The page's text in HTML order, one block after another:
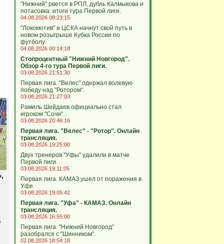
"Нижний" рвется в РПЛ, дубль Калмыкова и
потасовка: итоги тура Первой лиги.
04.08.2026 08:23:15
"Локомотив" и ЦСКА начнут свой путь в
новом розыгрыше Кубка России по
футболу.
04.08.2026 00:14:18
Стопроцентный "Нижний Новгород".
Обзор 4-го тура Первой лиги.
03.08.2026 21:51:30
Первая лига. "Велес" одержал волевую
победу над "Ротором".
03.08.2026 21:27:03
Рамиль Шейдаев официально стал
игроком "Сочи".
03.08.2026 20:46:16
Первая лига. "Велес" - "Ротор". Онлайн
трансляция.
03.08.2026 19:25:00
Двух тренеров "Уфы" удалили в матче
Первой лиги.
03.08.2026 19:11:05
Первая лига. КАМАЗ ушел от поражения в
Уфе.
03.08.2026 19:05:42
Первая лига. "Уфа" - КАМАЗ. Онлайн
трансляция.
03.08.2026 16:55:00
Первая лига. "Нижний Новгород"
разобрался с "Шинником".
02.08.2026 18:54:18